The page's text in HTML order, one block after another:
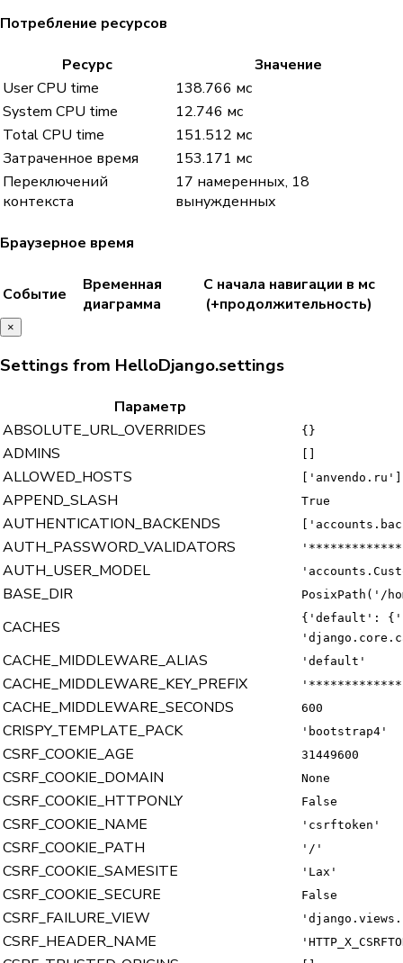
Потребление ресурсов
Ресурс
Значение
User CPU time
138.766 мс
System CPU time
12.746 мс
Total CPU time
151.512 мс
Затраченное время
153.171 мс
Переключений
контекста
17 намеренных, 18
вынужденных
Браузерное время
Событие
Временная
диаграмма
С начала навигации в мс
(+продолжительность)
×
Settings from HelloDjango.settings
Параметр
ABSOLUTE_URL_OVERRIDES
{}
ADMINS
ALLOWED_HOSTS ['anvendo.ru']
APPEND_SLASH True
AUTHENTICATION_BACKENDS
AUTH_PASSWORD_VALIDATORS
AUTH_USER_MODEL
BASE_DIR PosixPath('/
CACHES
{'default':
CACHE_MIDDLEWARE_ALIAS 'default'
CACHE_MIDDLEWARE_KEY_PREFIX
CACHE_MIDDLEWARE_SECONDS 600
CRISPY_TEMPLATE_PACK 'bootstrap4'
CSRF_COOKIE_AGE 31449600
CSRF_COOKIE_DOMAIN None
CSRF_COOKIE_HTTPONLY False
CSRF_COOKIE_NAME 'csrftoken'
CSRF_COOKIE_PATH '/'
CSRF_COOKIE_SAMESITE 'Lax'
CSRF_COOKIE_SECURE False
CSRF_FAILURE_VIEW
CSRF_HEADER_NAME